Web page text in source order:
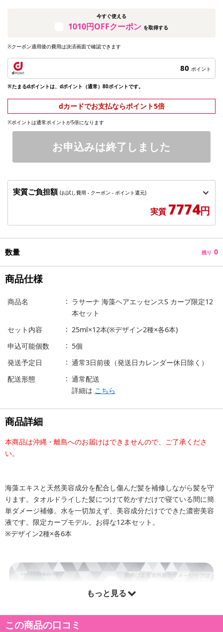
今すぐ使える
1010円OFFクーポン を取得する
※クーポン適用後の費用は決済画面で確認できます
80 ポイント
※たまるdポイントは、dポイント（通常）80ポイントです。
dカードでお支払ならポイント5倍
※ポイントは通常ポイントが5倍になります
お申込みは終了しました
実質ご負担額 (お試し費用 - クーポン - ポイント還元)
実質 7774円
数量 残り 0
商品仕様
商品名
ラサーナ 海藻ヘアエッセンスS カープ限定12
本セット
セット内容
25ml×12本(※デザイン2種×各6本)
申込可能個数
5個
発送予定日
通常3日前後（発送日カレンダー休日除く）
配送形態
通常配送
詳細は こちら
商品詳細
本商品は沖縄・離島へのお届けはできませんので、ご了承くださ
い。
海藻エキスと天然美容成分を配合し傷んだ髪を補修しながら髪を守
ります。タオルドライした髪につけて乾かすだけで寝ている間に簡
単ダメージ補修。水を一切加えず、美容成分だけでできた濃密美容
液です。限定カープモデル。お得な12本セット。
※デザイン2種×各6本
もっと見る
この商品の口コミ